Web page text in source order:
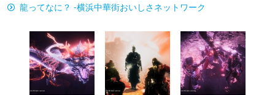
龍ってなに？ -横浜中華街おいしさネットワーク